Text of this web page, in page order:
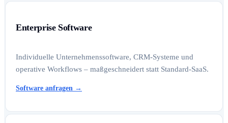
Enterprise Software
Individuelle Unternehmenssoftware, CRM-Systeme und
operative Workflows – maßgeschneidert statt Standard-SaaS.
Software anfragen →